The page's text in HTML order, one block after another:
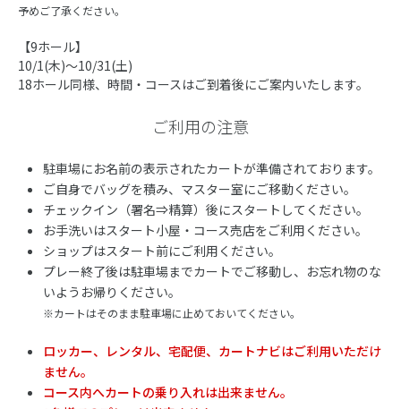
予めご了承ください。
【9ホール】
10/1(木)～10/31(土)
18ホール同様、時間・コースはご到着後にご案内いたします。
ご利用の注意
駐車場にお名前の表示されたカートが準備されております。
ご自身でバッグを積み、マスター室にご移動ください。
チェックイン（署名⇒精算）後にスタートしてください。
お手洗いはスタート小屋・コース売店をご利用ください。
ショップはスタート前にご利用ください。
プレー終了後は駐車場までカートでご移動し、お忘れ物のな
いようお帰りください。
※カートはそのまま駐車場に止めておいてください。
ロッカー、レンタル、宅配便、カートナビはご利用いただけ
ません。
コース内へカートの乗り入れは出来ません。